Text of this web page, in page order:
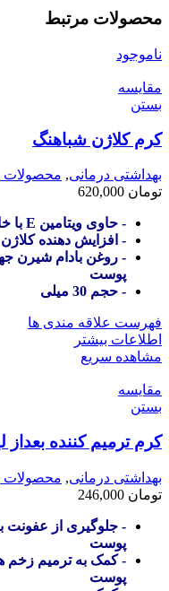
محصولات مرتبط
ناموجود
مقایسه
بستن
کرم کلاژن شباهنگ
بهداشتی درمانی, محصولات
تومان
- حاوی ویتامین E با خاصیت مرطوب کنندگی بالا
- افزایش دهنده
- روغن بادام
پوست
- حجم 30 میلی
فهرست علاقه مندی ها
اطلاعات بیشتر
مشاهده سریع
مقایسه
بستن
کرم ترمیم کننده بعداز
بهداشتی درمانی, محصولات
تومان
- جلوگیری از عفونت
پوست
- کمک به ترمیم زخم
پوست